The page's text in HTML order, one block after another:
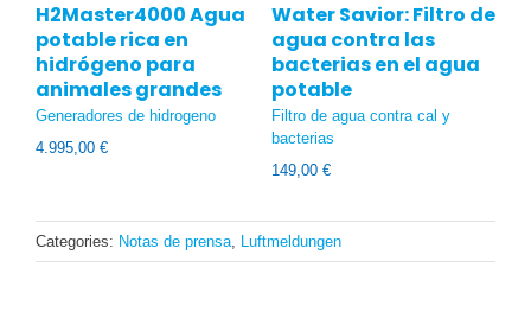
H2Master4000Agua
potable rica en
hidrógeno para
animales grandes
Generadores de hidrogeno
4.995,00 €
Water Savior: Filtro de
agua contra las
bacterias en el agua
potable
Filtro de agua contra cal y
bacterias
149,00 €
Categories: Notas de prensa, Luftmeldungen